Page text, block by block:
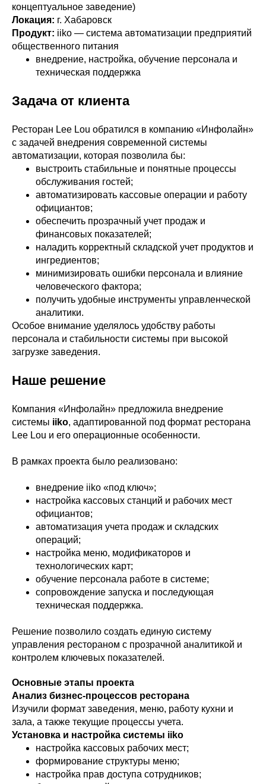
концептуальное заведение)
Локация: г. Хабаровск
Продукт: iiko — система автоматизации предприятий
общественного питания
внедрение, настройка, обучение персонала и
техническая поддержка
Задача от клиента
Ресторан Lee Lou обратился в компанию «Инфолайн»
с задачей внедрения современной системы
автоматизации, которая позволила бы:
выстроить стабильные и понятные процессы
обслуживания гостей;
автоматизировать кассовые операции и работу
официантов;
обеспечить прозрачный учет продаж и
финансовых показателей;
наладить корректный складской учет продуктов и
ингредиентов;
минимизировать ошибки персонала и влияние
человеческого фактора;
получить удобные инструменты управленческой
аналитики.
Особое внимание уделялось удобству работы
персонала и стабильности системы при высокой
загрузке заведения.
Наше решение
Компания «Инфолайн» предложила внедрение
системы iiko, адаптированной под формат ресторана
Lee Lou и его операционные особенности.
В рамках проекта было реализовано:
внедрение iiko «под ключ»;
настройка кассовых станций и рабочих мест
официантов;
автоматизация учета продаж и складских
операций;
настройка меню, модификаторов и
технологических карт;
обучение персонала работе в системе;
сопровождение запуска и последующая
техническая поддержка.
Решение позволило создать единую систему
управления рестораном с прозрачной аналитикой и
контролем ключевых показателей.
Основные этапы проекта
Анализ бизнес-процессов ресторана
Изучили формат заведения, меню, работу кухни и
зала, а также текущие процессы учета.
Установка и настройка системы iiko
настройка кассовых рабочих мест;
формирование структуры меню;
настройка прав доступа сотрудников;